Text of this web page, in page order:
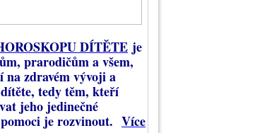
DÍTĚTE je
prarodičům a všem,
na zdravém vývoji a
tedy těm, kteří
jeho jedinečné
je rozvinout. Více